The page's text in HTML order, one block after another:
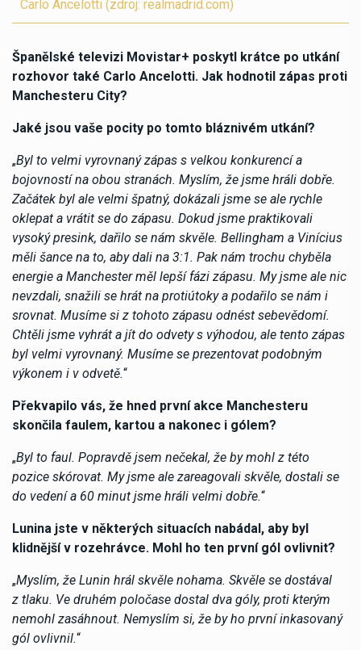
Carlo Ancelotti (zdroj: realmadrid.com)
Španělské televizi Movistar+ poskytl krátce po utkání
rozhovor také Carlo Ancelotti. Jak hodnotil zápas proti
Manchesteru City?
Jaké jsou vaše pocity po tomto bláznivém utkání?
„Byl to velmi vyrovnaný zápas s velkou konkurencí a
bojovností na obou stranách. Myslím, že jsme hráli dobře.
Začátek byl ale velmi špatný, dokázali jsme se ale rychle
oklepat a vrátit se do zápasu. Dokud jsme praktikovali
vysoký presink, dařilo se nám skvěle. Bellingham a Vinícius
měli šance na to, aby dali na 3:1. Pak nám trochu chyběla
energie a Manchester měl lepší fázi zápasu. My jsme ale nic
nevzdali, snažili se hrát na protiútoky a podařilo se nám i
srovnat. Musíme si z tohoto zápasu odnést sebevědomí.
Chtěli jsme vyhrát a jít do odvety s výhodou, ale tento zápas
byl velmi vyrovnaný. Musíme se prezentovat podobným
výkonem i v odvetě.“
Překvapilo vás, že hned první akce Manchesteru
skončila faulem, kartou a nakonec i gólem?
„Byl to faul. Popravdě jsem nečekal, že by mohl z této
pozice skórovat. My jsme ale zareagovali skvěle, dostali se
do vedení a 60 minut jsme hráli velmi dobře.“
Lunina jste v některých situacích nabádal, aby byl
klidnější v rozehrávce. Mohl ho ten první gól ovlivnit?
„Myslím, že Lunin hrál skvěle nohama. Skvěle se dostával
z tlaku. Ve druhém poločase dostal dva góly, proti kterým
nemohl zasáhnout. Nemyslím si, že by ho první inkasovaný
gól ovlivnil.“